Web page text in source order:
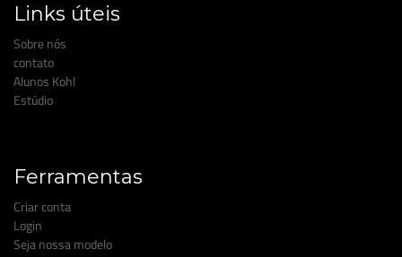
Links úteis
Sobre nós
contato
Alunos Kohl
Estúdio
Ferramentas
Criar conta
Login
Seja nossa modelo